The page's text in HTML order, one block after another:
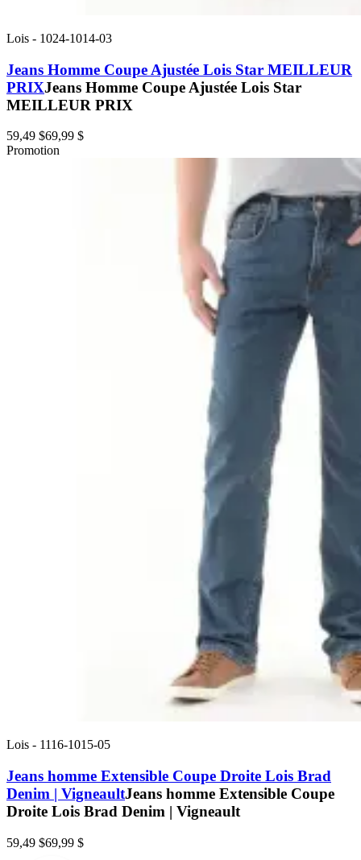
Lois - 1024-1014-03
Jeans Homme Coupe Ajustée Lois Star MEILLEUR
PRIXJeans Homme Coupe Ajustée Lois Star
MEILLEUR PRIX
59,49 $69,99 $
Promotion
Lois - 1116-1015-05
Jeans homme Extensible Coupe Droite Lois Brad
Denim | VigneaultJeans homme Extensible Coupe
Droite Lois Brad Denim | Vigneault
59,49 $69,99 $